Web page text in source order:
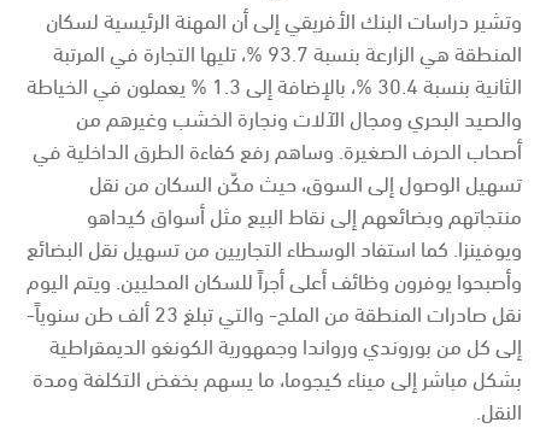
وتشير دراسات البنك الأفريقي إلى أن المهنة الرئيسية لسكان
المنطقة هي الزارعة بنسبة 93.7 %، تليها التجارة في المرتبة
الثانية بنسبة 30.4 %، بالإضافة إلى 1.3 % يعملون في الخياطة
والصيد البحري ومجال الآلات ونجارة الخشب وغيرهم من
أصحاب الحرف الصغيرة. وساهم رفع كفاءة الطرق الداخلية في
تسهيل الوصول إلى السوق، حيث مكّن السكان من نقل
منتجاتهم وبضائعهم إلى نقاط البيع مثل أسواق كيداهو
ويوفينزا. كما استفاد الوسطاء التجاريين من تسهيل نقل البضائع
وأصبحوا يوفرون وظائف أعلى أجراً للسكان المحليين. ويتم اليوم
نقل صادرات المنطقة من الملح- والتي تبلغ 23 ألف طن سنوياً-
إلى كل من بوروندي ورواندا وجمهورية الكونغو الديمقراطية
بشكل مباشر إلى ميناء كيجوما، ما يسهم بخفض التكلفة ومدة
النقل.